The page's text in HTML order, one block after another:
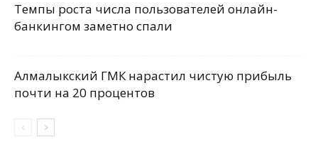
Темпы роста числа пользователей онлайн-
банкингом заметно спали
Алмалыкский ГМК нарастил чистую прибыль
почти на 20 процентов